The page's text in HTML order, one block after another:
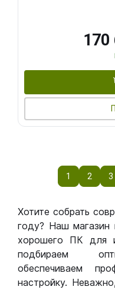
170
1 2 3
Хотите собрать
году? Наш магазин
хорошего ПК для
подбираем
обеспечиваем
настройку.